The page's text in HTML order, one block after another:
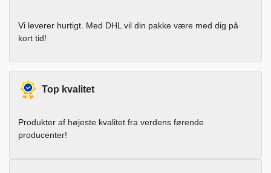
Vi leverer hurtigt. Med DHL vil din pakke være med dig på
kort tid!
Top kvalitet
Produkter af højeste kvalitet fra verdens førende
producenter!